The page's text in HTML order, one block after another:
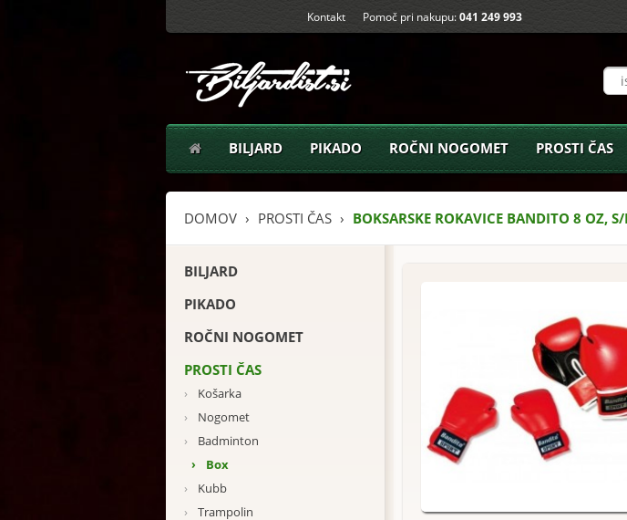
Kontakt Pomoč pri nakupu:041 249 993
BILJARD PIKADO ROČNI NOGOMET PROSTI ČAS
DOMOV PROSTI ČAS BOKSARSKE ROKAVICE BANDITO 8 OZ,
BILJARD
PIKADO
ROČNI NOGOMET
PROSTI ČAS
›
Košarka
›
Nogomet
›
Badminton
›
Box
›
Kubb
›
Trampolin